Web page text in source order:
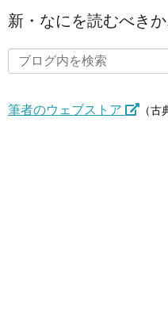
新・なにを読むべき
筆者のウェブストア （古